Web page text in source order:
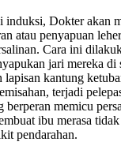
induksi, Dokter akan
atau penyapuan
Cara ini
jari mereka
lapisan kantung
terjadi
berperan memicu
ibu merasa
pendarahan.